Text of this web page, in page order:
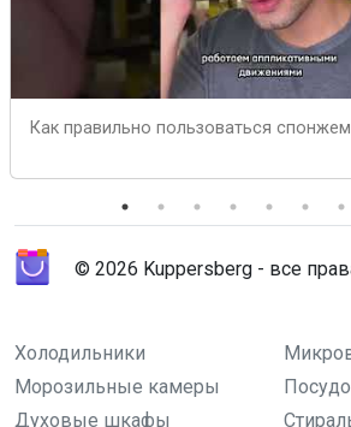
Как правильно пользоваться
© 2026 Kuppersberg - все
Холодильники
Морозильные камеры
Духовые шкафы